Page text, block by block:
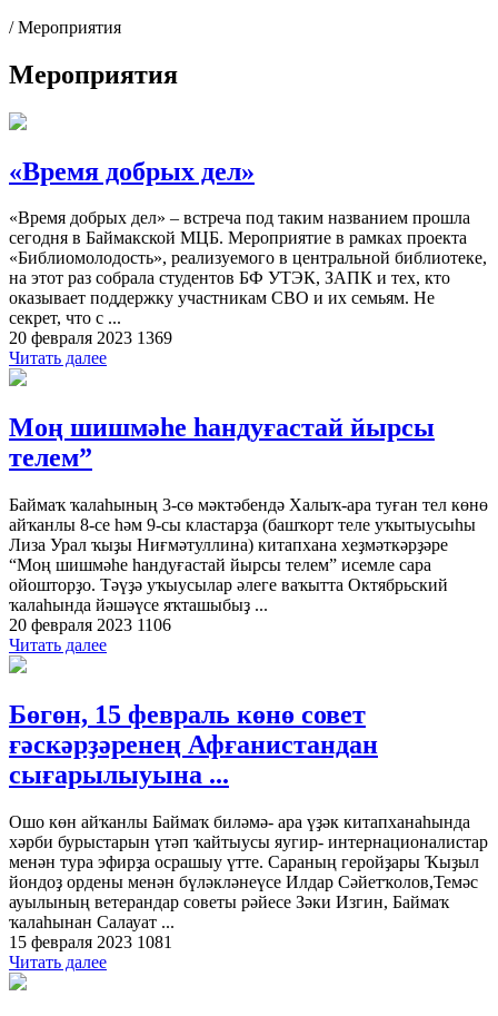
/Мероприятия
Мероприятия
«Время добрых дел»
«Время добрых дел» – встреча под таким названием прошла
сегодня в Баймакской МЦБ. Мероприятие в рамках проекта
«Библиомолодость», реализуемого в центральной библиотеке,
на этот раз собрала студентов БФ УТЭК, ЗАПК и тех, кто
оказывает поддержку участникам СВО и их семьям. Не
секрет, что с ...
20 февраля 2023 1369
Читать далее
Моң шишмәһе һандуғастай йырсы
телем”
Баймаҡ ҡалаһының 3-сө мәктәбендә Халыҡ-ара туған тел көнө
айҡанлы 8-се һәм 9-сы кластарҙа (башҡорт теле уҡытыусыһы
Лиза Урал ҡыҙы Ниғмәтуллина) китапхана хеҙмәткәрҙәре
“Моң шишмәһе һандуғастай йырсы телем” исемле сара
ойошторҙо. Тәүҙә уҡыусылар әлеге ваҡытта Октябрьский
ҡалаһында йәшәүсе яҡташыбыҙ ...
20 февраля 2023 1106
Читать далее
Бөгөн, 15 февраль көнө совет
ғәскәрҙәренең Афғанистандан
сығарылыуына ...
Ошо көн айҡанлы Баймаҡ биләмә- ара үҙәк китапханаһында
хәрби бурыстарын үтәп ҡайтыусы яугир- интернационалистар
менән тура эфирҙа осрашыу үтте. Сараның геройҙары Ҡыҙыл
йондоҙ ордены менән бүләкләнеүсе Илдар Сәйетҡолов,Темәс
ауылының ветерандар советы рәйесе Зәки Изгин, Баймаҡ
ҡалаһынан Салауат ...
15 февраля 2023 1081
Читать далее